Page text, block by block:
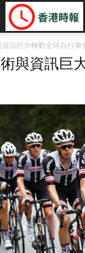
訊巨大轉動全球自行車
與資訊巨